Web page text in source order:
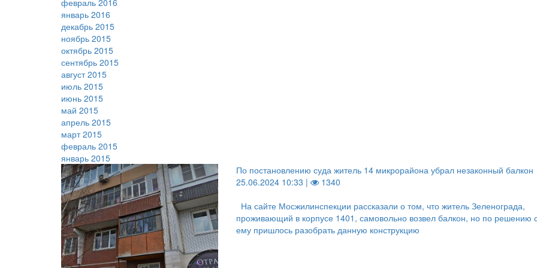
февраль 2016
январь 2016
декабрь 2015
ноябрь 2015
октябрь 2015
сентябрь 2015
август 2015
июль 2015
июнь 2015
май 2015
апрель 2015
март 2015
февраль 2015
январь 2015
По постановлению суда житель 14 микрорайона убрал незаконный балкон
25.06.2024 10:33 |
1340
На сайте Мосжилинспекции рассказали о том, что житель Зеленограда,
проживающий в корпусе 1401, самовольно возвел балкон, но по решению
ему пришлось разобрать данную конструкцию